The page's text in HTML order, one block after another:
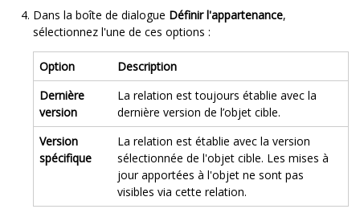
Dans la boîte de dialogue Définir l'appartenance,
sélectionnez l'une de ces options :
Option
Description
Dernière
version
La relation est toujours établie avec la
dernière version de l’objet cible.
Version
spécifique
La relation est établie avec la version
sélectionnée de l'objet cible. Les mises à
jour apportées à l'objet ne sont pas
visibles via cette relation.